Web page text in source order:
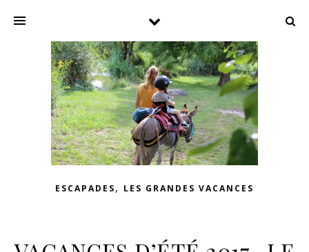
ESCAPADES, LES GRANDES VACANCES